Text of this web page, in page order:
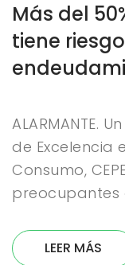
Más del
tiene
ALARMANTE.
de Excelencia
Consumo,
preocupantes
LEER MÁS